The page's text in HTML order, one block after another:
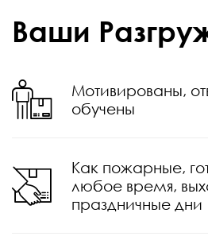
Ваши
Мотивированы,
обучены
Как пожарные,
любое время,
праздничные дни